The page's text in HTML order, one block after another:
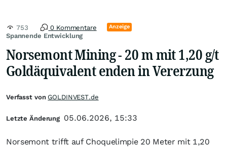
Spannende Entwicklung
753 0 Kommentare Anzeige
Norsemont Mining - 20 m mit 1,20 g/t
Goldäquivalent enden in Vererzung
Norsemont trifft auf Choquelimpie 20 Meter mit 1,20
Verfasst von GOLDINVEST.de
Letzte Änderung 05.06.2026, 15:33